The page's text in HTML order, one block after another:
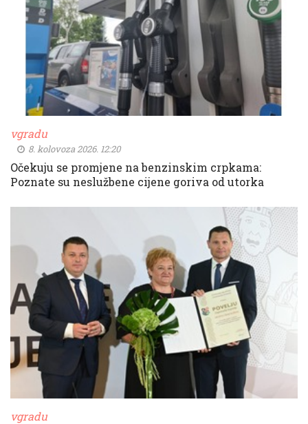
vgradu
8. kolovoza 2026. 12:20
Očekuju se promjene na benzinskim crpkama:
Poznate su neslužbene cijene goriva od utorka
vgradu